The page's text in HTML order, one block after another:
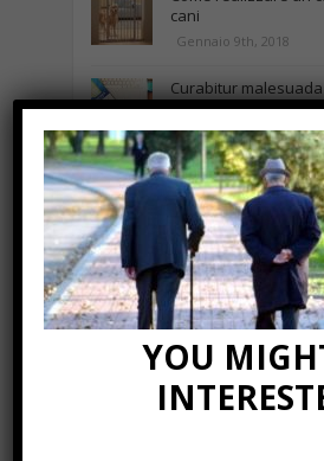
cani
Gennaio 9th, 2018
Curabitur malesuada
Ottobre 12th, 2013
NEWS IN UNA FOTO
YOU